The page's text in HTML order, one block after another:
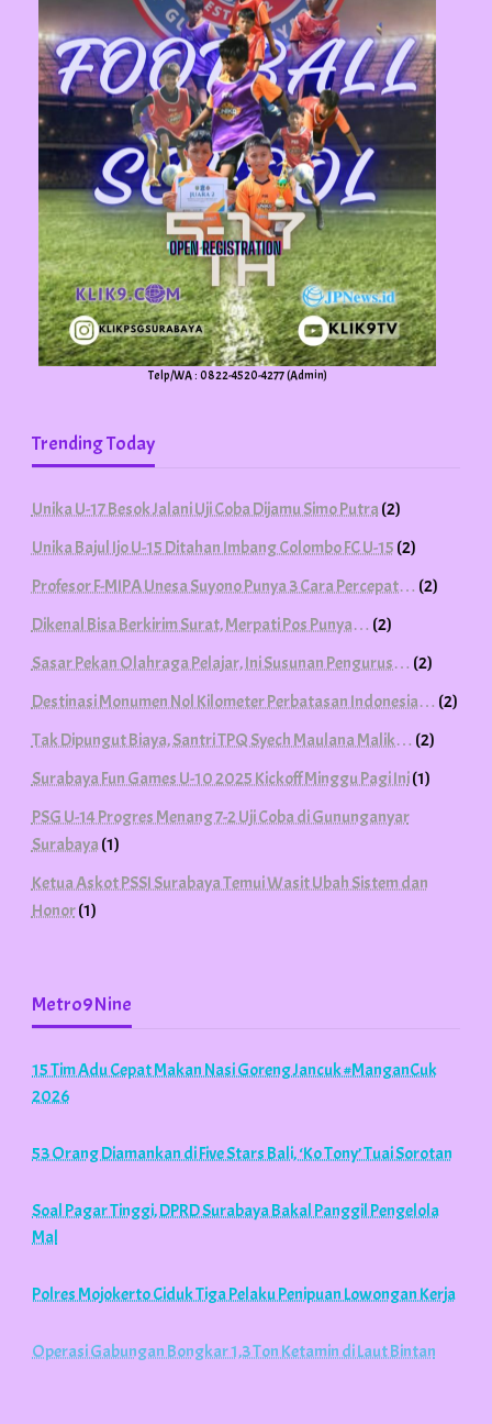
Telp/WA : 0822-4520-4277 (Admin)
Trending Today
Unika U-17 Besok Jalani Uji Coba Dijamu Simo Putra(2)
Unika Bajul Ijo U-15 Ditahan Imbang Colombo FC U-15 (2)
Profesor F-MIPA Unesa Suyono Punya 3 Cara Percepat… (2)
Dikenal Bisa Berkirim Surat, Merpati Pos Punya… (2)
Sasar Pekan Olahraga Pelajar, Ini Susunan Pengurus… (2)
Destinasi Monumen Nol Kilometer Perbatasan Indonesia… (2)
Tak Dipungut Biaya, Santri TPQ Syech Maulana Malik… (2)
Surabaya Fun Games U-10 2025 Kickoff Minggu Pagi Ini(1)
PSG U-14 Progres Menang 7-2 Uji Coba di Gununganyar
Surabaya(1)
Ketua Askot PSSI Surabaya Temui Wasit Ubah Sistem dan
Honor(1)
Metro9Nine
15 Tim Adu Cepat Makan Nasi Goreng Jancuk #ManganCuk
2026
53 Orang Diamankan di Five Stars Bali, ‘Ko Tony’ Tuai Sorotan
Soal Pagar Tinggi, DPRD Surabaya Bakal Panggil Pengelola
Mal
Polres Mojokerto Ciduk Tiga Pelaku Penipuan Lowongan Kerja
Operasi Gabungan Bongkar 1,3 Ton Ketamin di Laut Bintan